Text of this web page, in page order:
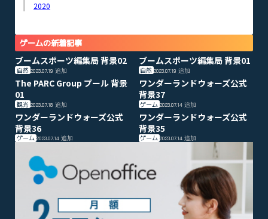
2020
ゲームの新着記事
ブームスポーツ編集局 背景02
自然 2023.07.19 追加
ブームスポーツ編集局 背景01
自然 2023.07.19追加
The PARC Group プール 背景
01
観光 2023.07.18 追加
ワンダーランドウォーズ公式
背景37
ゲーム 2023.07.14追加
ワンダーランドウォーズ公式
背景36
ゲーム 2023.07.14 追加
ワンダーランドウォーズ公式
背景35
ゲーム 2023.07.14追加